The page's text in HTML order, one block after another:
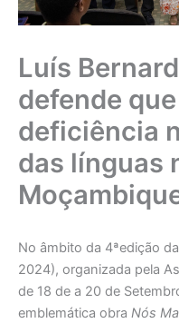
Luís
defende
deficiência
das línguas
No âmbito da 4ªedição
2024), organizada pela
de 18 de a 20 de
emblemática obra Nós